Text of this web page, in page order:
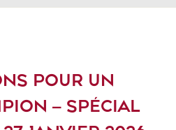
POUR UN
– SPÉCIAL